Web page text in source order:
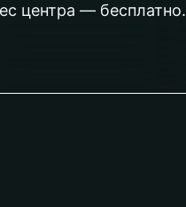
центра — бесплатно.